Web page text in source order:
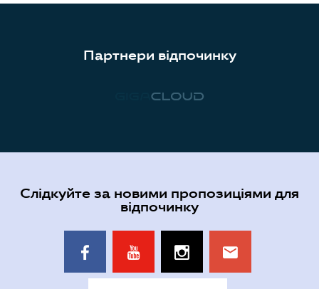
Партнери відпочинку
Слідкуйте за новими пропозиціями для
відпочинку